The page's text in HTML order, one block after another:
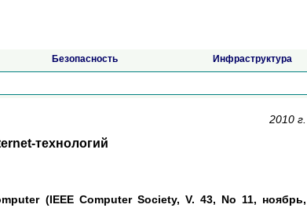
Безопасность Инфраструктура
2010 г.
технологий
(IEEE Computer Society, V. 43, No 11, ноябрь,